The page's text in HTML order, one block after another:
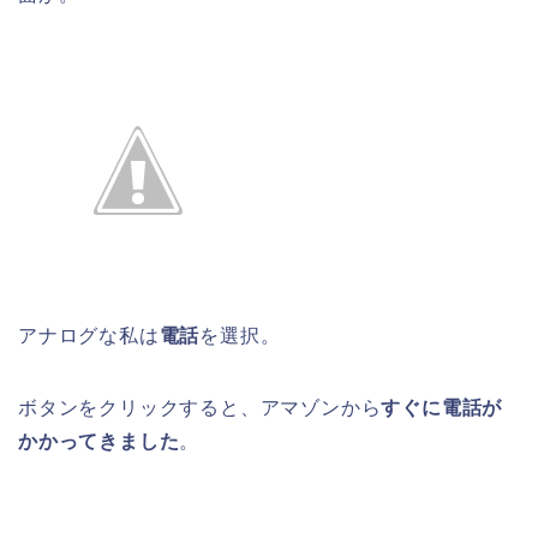
アナログな私は電話を選択。
ボタンをクリックすると、アマゾンからすぐに電話が
かかってきました。